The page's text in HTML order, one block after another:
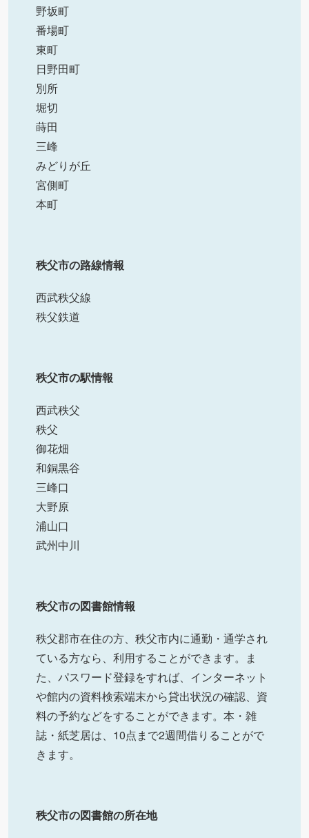
野坂町
番場町
東町
日野田町
別所
堀切
蒔田
三峰
みどりが丘
宮側町
本町
秩父市の路線情報
西武秩父線
秩父鉄道
秩父市の駅情報
西武秩父
秩父
御花畑
和銅黒谷
三峰口
大野原
浦山口
武州中川
秩父市の図書館情報
秩父郡市在住の方、秩父市内に通勤・通学され
ている方なら、利用することができます。ま
た、パスワード登録をすれば、インターネット
や館内の資料検索端末から貸出状況の確認、資
料の予約などをすることができます。本・雑
誌・紙芝居は、10点まで2週間借りることがで
きます。
秩父市の図書館の所在地